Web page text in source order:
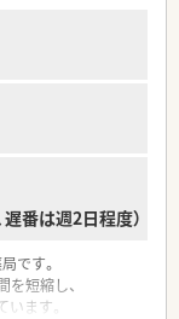
番は週2日程度）
です。
短縮し、
ます。